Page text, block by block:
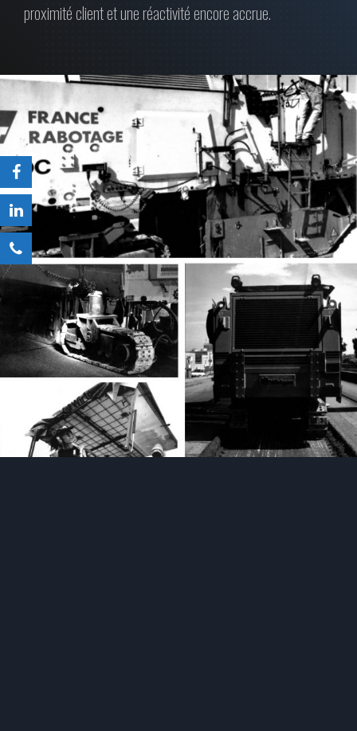
proximité client et une réactivité encore accrue.